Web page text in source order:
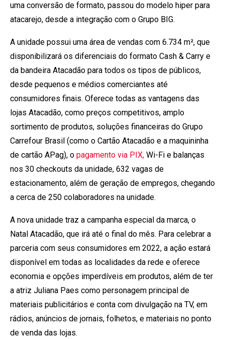
uma conversão de formato, passou do modelo hiper para
atacarejo, desde a integração com o Grupo BIG.
A unidade possui uma área de vendas com 6.734 m², que
disponibilizará os diferenciais do formato Cash & Carry e
da bandeira Atacadão para todos os tipos de públicos,
desde pequenos e médios comerciantes até
consumidores finais. Oferece todas as vantagens das
lojas Atacadão, como preços competitivos, amplo
sortimento de produtos, soluções financeiras do Grupo
Carrefour Brasil (como o Cartão Atacadão e a maquininha
de cartão APag), o pagamento via PIX, Wi-Fi e balanças
nos 30 checkouts da unidade, 632 vagas de
estacionamento, além de geração de empregos, chegando
a cerca de 250 colaboradores na unidade.
A nova unidade traz a campanha especial da marca, o
Natal Atacadão, que irá até o final do mês. Para celebrar a
parceria com seus consumidores em 2022, a ação estará
disponível em todas as localidades da rede e oferece
economia e opções imperdíveis em produtos, além de ter
a atriz Juliana Paes como personagem principal de
materiais publicitários e conta com divulgação na TV, em
rádios, anúncios de jornais, folhetos, e materiais no ponto
de venda das lojas.